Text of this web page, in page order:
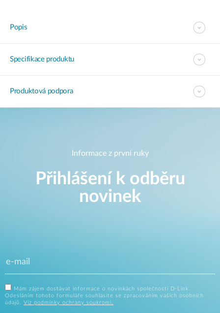
Popis
Specifikace produktu
Produktová podpora
Informace z první ruky
Přihlášení k odběru
novinek
Mám zájem dostávat informace o novinkách společnosti D-Link.
Odesláním tohoto formuláře souhlasíte se zpracováním vašich osobních
údajů. Viz podmínky ochrany soukromí.